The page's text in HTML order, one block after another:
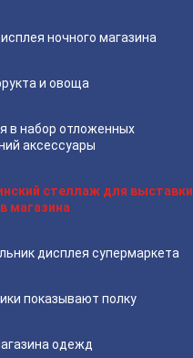
ночного магазина
и овоща
в набор отложенных
аксессуары
стеллаж для выставки
магазина
дисплея супермаркета
показывают полку
одежд